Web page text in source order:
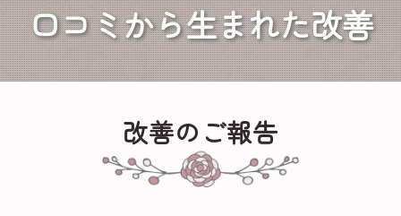
口コミから生まれた改善
改善のご報告